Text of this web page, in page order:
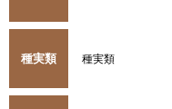
種実類 種実類